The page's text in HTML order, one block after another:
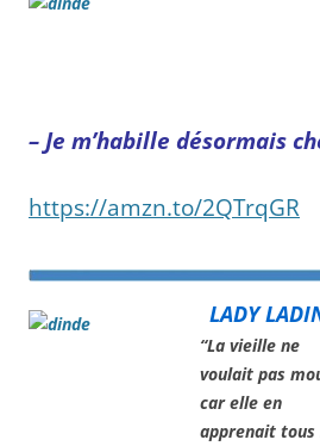
– Je m’habille désormais
https://amzn.to/2QTrqGR
LADY
“La vieille ne
voulait pas
car elle en
apprenait tous